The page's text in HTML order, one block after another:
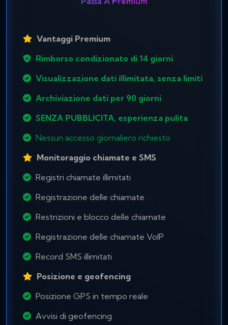
Vantaggi Premium
Rimborso condizionato di 14 giorni
Visualizzazione dati illimitata, senza limiti
Archiviazione dati per 90 giorni
SENZA PUBBLICITA, esperienza pulita
Nessun accesso giornaliero richiesto
Monitoraggio chiamate e SMS
Registri chiamate illimitati
Registrazione delle chiamate
Restrizioni e blocco delle chiamate
Registrazione delle chiamate VoIP
Record SMS illimitati
Posizione e geofencing
Posizione GPS in tempo reale
Avvisi di geofencing